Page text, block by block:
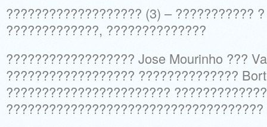
??????????????????? (3) – ???????????
?????????????, ??????????????
?????????????????? Jose Mourinho ???
?????????????????? ??????????????
???????????????????????
????????????????????????????????????